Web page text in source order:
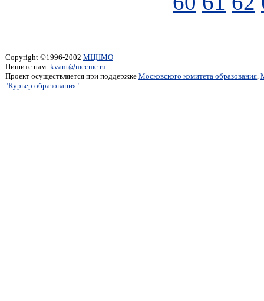
Copyright ©1996-2002 МЦНМО
Пишите нам: kvant@mccme.ru
Проект осуществляется при поддержке Московского комитета образования,
"Курьер образования"